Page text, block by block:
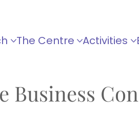
The Centre Activities
Business